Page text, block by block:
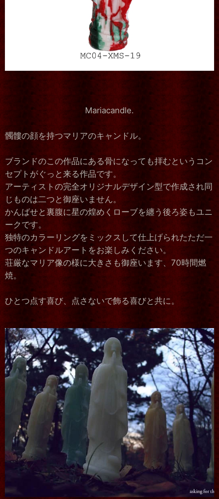
Mariacandle.
髑髏の顔を持つマリアのキャンドル。
ブランドのこの作品にある骨になっても拝むというコン
セプトがぐっと来る作品です。
アーティストの完全オリジナルデザイン型で作成され同
じものは二つと御座いません。
かんばせと裏腹に星の煌めくローブを纏う後ろ姿もユニ
ークです。
独特のカラーリングをミックスして仕上げられたただ一
つのキャンドルアートをお楽しみください。
荘厳なマリア像の様に大きさも御座います、70時間燃
焼。
ひとつ点す喜び、点さないで飾る喜びと共に。